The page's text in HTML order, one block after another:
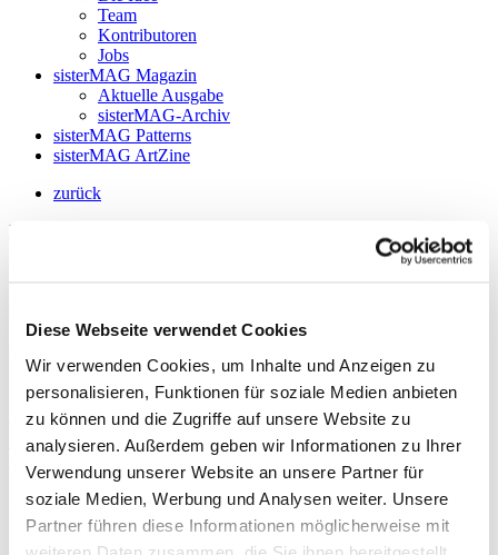
Diese Webseite verwendet Cookies
Wir verwenden Cookies, um Inhalte und Anzeigen zu
personalisieren, Funktionen für soziale Medien anbieten
zu können und die Zugriffe auf unsere Website zu
analysieren. Außerdem geben wir Informationen zu Ihrer
Verwendung unserer Website an unsere Partner für
soziale Medien, Werbung und Analysen weiter. Unsere
Partner führen diese Informationen möglicherweise mit
weiteren Daten zusammen, die Sie ihnen bereitgestellt
Team
Kontributoren
Jobs
sisterMAG Magazin
Aktuelle Ausgabe
sisterMAG-Archiv
sisterMAG Patterns
sisterMAG ArtZine
zurück
Follow my blog with Bloglovin
Adventskalender
Die November-Ausgabe #sisterMAG21 leitet die Vorweihnachtszeit
ein. Für unser sisterMAG Special haben wir Anettevon
Lebenslustiger, AlicevonDesigned By Alice,Mettevon
Monsterscircus
vonThe House that Lars Built
IllustratorinEmma Block gebeten, ihre schönsten DIY-
Adventskalender vorzustellen. Alles zum Downloaden und
Selbermachen! Vom sisterMAG Team kommen 24 Tipps für den